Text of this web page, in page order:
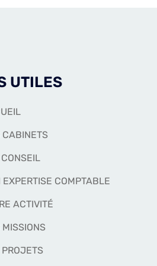
UTILES
CABINETS
EXPERTISE COMPTABLE
ACTIVITÉ
MISSIONS
PROJETS